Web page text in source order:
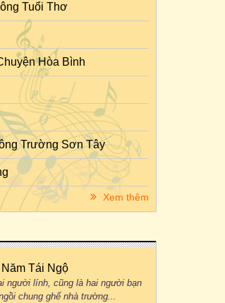
Tuổi Thơ
Hòa Bình
Trường Sơn Tây
Xem thêm
Tái Ngộ
người lính, cũng là hai người bạn
chung ghế nhà trường...